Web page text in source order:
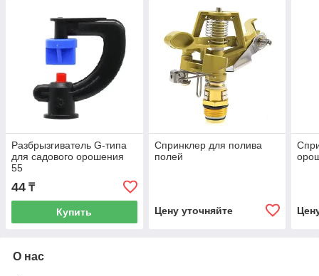
Разбрызгиватель G-типа
для садового орошения
55
44 ₸
Купить
Спринклер для полива
полей
Цену уточняйте
О нас